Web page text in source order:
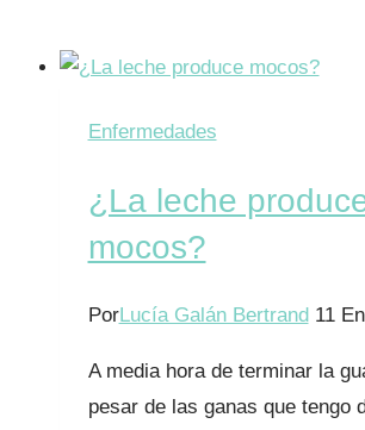
Enfermedades
¿La leche
mocos?
PorLucía Galán Bertrand 11
A media hora de terminar la
pesar de las ganas que tengo